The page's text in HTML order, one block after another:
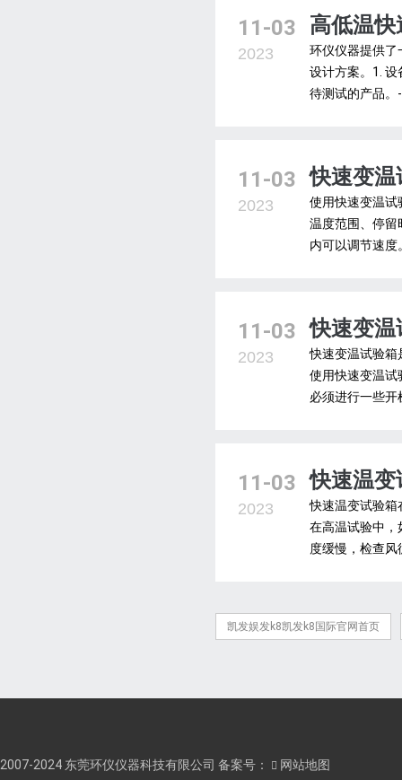
11-03
2023
高低温
环仪仪器提供了
设计方案。1.
待测试的产品。
11-03
2023
快速变温
使用快速变温试
温度范围、停
内可以调节速
11-03
2023
快速变温
快速变温试验箱
使用快速变温试
必须进行一些开
11-03
2023
快速温变
快速温变试验箱
在高温试验中，
度缓慢，检查
凯发娱发k8凯发k8国际官网首页
2007-2024 东莞环仪仪器科技有限公司 备案号： 网站地图